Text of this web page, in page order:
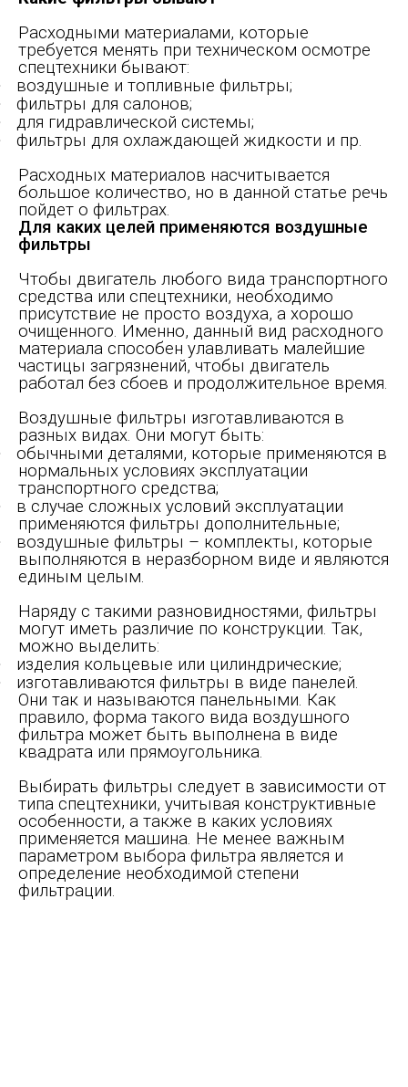
Расходными материалами, которые
требуется менять при техническом осмотре
спецтехники бывают:
воздушные и топливные фильтры;
фильтры для салонов;
для гидравлической системы;
фильтры для охлаждающей жидкости и пр.
Расходных материалов насчитывается
большое количество, но в данной статье речь
пойдет о фильтрах.
Для каких целей применяются воздушные
фильтры
Чтобы двигатель любого вида транспортного
средства или спецтехники, необходимо
присутствие не просто воздуха, а хорошо
очищенного. Именно, данный вид расходного
материала способен улавливать малейшие
частицы загрязнений, чтобы двигатель
работал без сбоев и продолжительное время.
Воздушные фильтры изготавливаются в
разных видах. Они могут быть:
обычными деталями, которые применяются в
нормальных условиях эксплуатации
транспортного средства;
в случае сложных условий эксплуатации
применяются фильтры дополнительные;
воздушные фильтры – комплекты, которые
выполняются в неразборном виде и являются
единым целым.
Наряду с такими разновидностями, фильтры
могут иметь различие по конструкции. Так,
можно выделить:
изделия кольцевые или цилиндрические;
изготавливаются фильтры в виде панелей.
Они так и называются панельными. Как
правило, форма такого вида воздушного
фильтра может быть выполнена в виде
квадрата или прямоугольника.
Выбирать фильтры следует в зависимости от
типа спецтехники, учитывая конструктивные
особенности, а также в каких условиях
применяется машина. Не менее важным
параметром выбора фильтра является и
определение необходимой степени
фильтрации.